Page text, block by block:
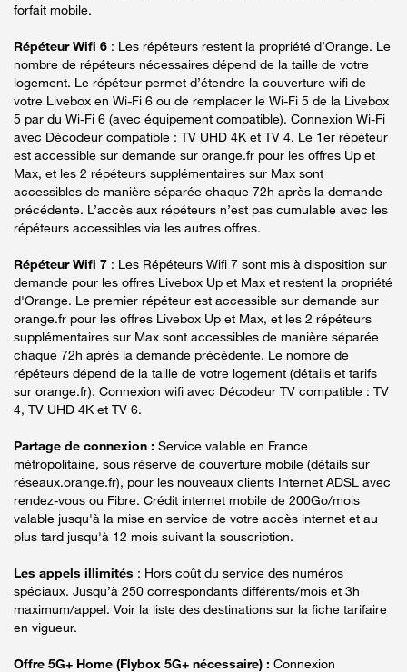
forfait mobile.
Répéteur Wifi 6 : Les répéteurs restent la propriété d’Orange. Le
nombre de répéteurs nécessaires dépend de la taille de votre
logement. Le répéteur permet d’étendre la couverture wifi de
votre Livebox en Wi-Fi 6 ou de remplacer le Wi-Fi 5 de la Livebox
5 par du Wi-Fi 6 (avec équipement compatible). Connexion Wi-Fi
avec Décodeur compatible : TV UHD 4K et TV 4. Le 1er répéteur
est accessible sur demande sur orange.fr pour les offres Up et
Max, et les 2 répéteurs supplémentaires sur Max sont
accessibles de manière séparée chaque 72h après la demande
précédente. L’accès aux répéteurs n’est pas cumulable avec les
répéteurs accessibles via les autres offres.
Répéteur Wifi 7 : Les Répéteurs Wifi 7 sont mis à disposition sur
demande pour les offres Livebox Up et Max et restent la propriété
d'Orange. Le premier répéteur est accessible sur demande sur
orange.fr pour les offres Livebox Up et Max, et les 2 répéteurs
supplémentaires sur Max sont accessibles de manière séparée
chaque 72h après la demande précédente. Le nombre de
répéteurs dépend de la taille de votre logement (détails et tarifs
sur orange.fr). Connexion wifi avec Décodeur TV compatible : TV
4, TV UHD 4K et TV 6.
Partage de connexion : Service valable en France
métropolitaine, sous réserve de couverture mobile (détails sur
réseaux.orange.fr), pour les nouveaux clients Internet ADSL avec
rendez-vous ou Fibre. Crédit internet mobile de 200Go/mois
valable jusqu'à la mise en service de votre accès internet et au
plus tard jusqu'à 12 mois suivant la souscription.
Les appels illimités : Hors coût du service des numéros
spéciaux. Jusqu’à 250 correspondants différents/mois et 3h
maximum/appel. Voir la liste des destinations sur la fiche tarifaire
en vigueur.
Offre 5G+ Home (Flybox 5G+ nécessaire) : Connexion